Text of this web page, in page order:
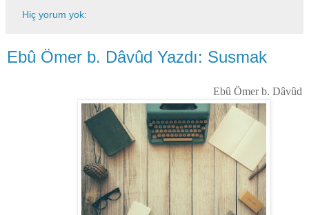
Hiç yorum yok:
Ebû Ömer b. Dâvûd Yazdı: Susmak
Ebû Ömer b. Dâvûd